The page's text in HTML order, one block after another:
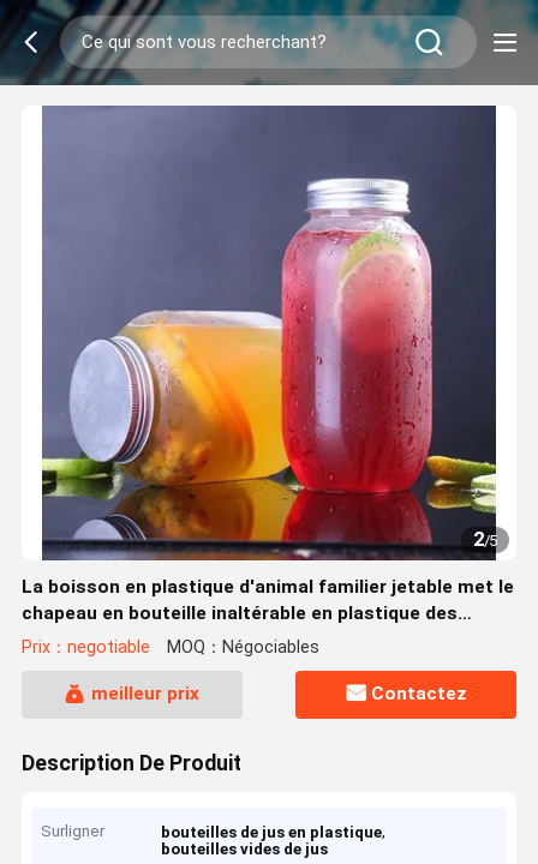
2/5
La boisson en plastique d'animal familier jetable met le
chapeau en bouteille inaltérable en plastique des
bouteilles 500ml de boisson
Prix：negotiable MOQ：Négociables
meilleur prix Contactez
Description De Produit
Surligner bouteilles de jus en plastique,
bouteilles vides de jus